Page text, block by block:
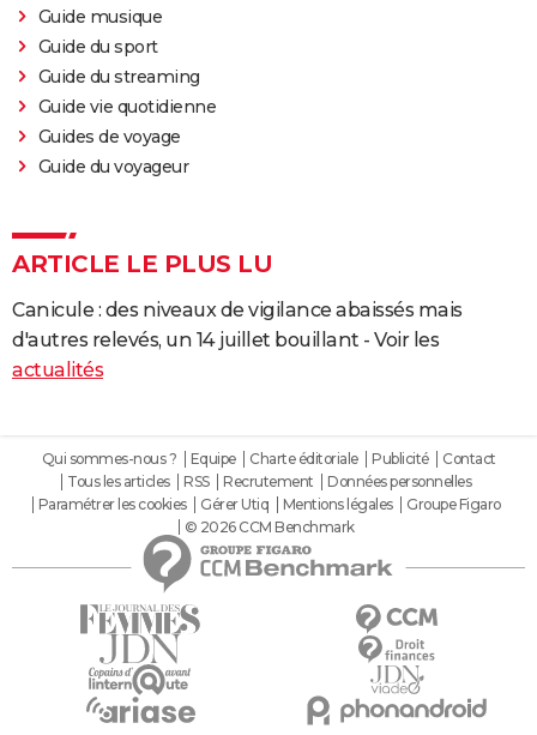
Guide musique
Guide du sport
Guide du streaming
Guide vie quotidienne
Guides de voyage
Guide du voyageur
ARTICLE LE PLUS LU
Canicule : des niveaux de vigilance abaissés mais
d'autres relevés, un 14 juillet bouillant - Voir les
actualités
Qui sommes-nous ? Equipe Charte éditoriale Publicité
Contact
Tous les articles
RSS Recrutement
Données personnelles
Paramétrer les cookies
Gérer Utiq Mentions légales
Groupe Figaro
© 2026 CCM Benchmark